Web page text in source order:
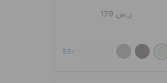
ر.س 179
+53